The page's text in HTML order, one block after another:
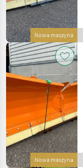
Nowa maszyna
Nowa maszyna